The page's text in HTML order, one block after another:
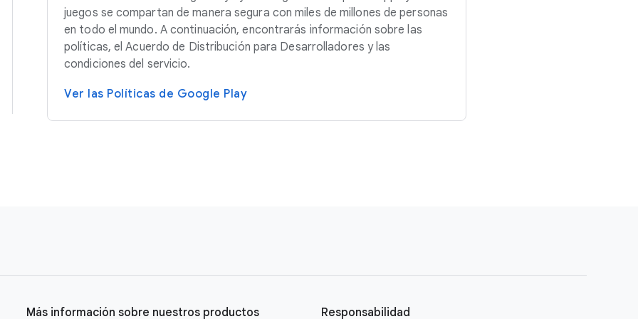
juegos se compartan de manera segura con miles de millones de personas
en todo el mundo. A continuación, encontrarás información sobre las
políticas, el Acuerdo de Distribución para Desarrolladores y las
condiciones del servicio.
Ver las Políticas de Google Play
Más información sobre nuestros productos Responsabilidad